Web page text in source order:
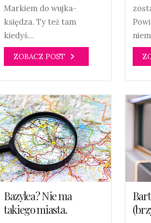
Markiem do wujka-
księdza. Ty też tam
kiedyś…
ZOBACZ POST
Bazylea? Nie ma
takiego miasta.